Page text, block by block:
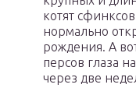
котят
нормально
рождения. А
персов глаза
через две